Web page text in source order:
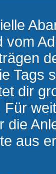
vom
Tags
dir
die
aus